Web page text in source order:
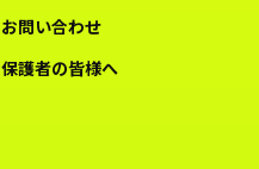
お問い合わせ
保護者の皆様へ